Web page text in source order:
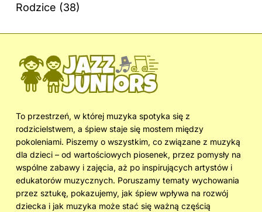
Rodzice (38)
To przestrzeń, w której muzyka spotyka się z
rodzicielstwem, a śpiew staje się mostem między
pokoleniami. Piszemy o wszystkim, co związane z muzyką
dla dzieci – od wartościowych piosenek, przez pomysły na
wspólne zabawy i zajęcia, aż po inspirujących artystów i
edukatorów muzycznych. Poruszamy tematy wychowania
przez sztukę, pokazujemy, jak śpiew wpływa na rozwój
dziecka i jak muzyka może stać się ważną częścią